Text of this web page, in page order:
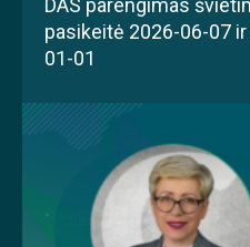
DAS parengimas
pasikeitė 2026-06-07
01-01